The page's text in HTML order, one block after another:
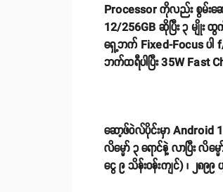
Processor ကိုလည်း စွမ်းဆ
12/256GB ဆိုပြီး ၃ မျိုး
ရှေ့ဘက် Fixed-Focus ပါ
ဘက်ထရီပါပြီး 35W Fast
ဆော့ဖ်ဝဲလ်ပိုင်းမှာ Android
လိမ္မော် ၃ ရောင်နဲ့ လာပြီး
ငွေ ၉ သိန်းဝန်းကျင်) ၊ ၂၈